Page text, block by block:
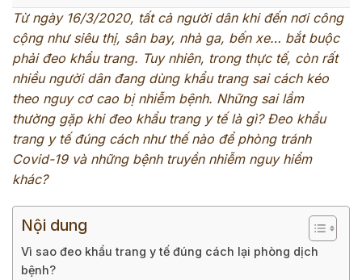
Từ ngày 16/3/2020, tất cả người dân khi đến nơi công
cộng như siêu thị, sân bay, nhà ga, bến xe… bắt buộc
phải đeo khẩu trang. Tuy nhiên, trong thực tế, còn rất
nhiều người dân đang dùng khẩu trang sai cách kéo
theo nguy cơ cao bị nhiễm bệnh. Những sai lầm
thường gặp khi đeo khẩu trang y tế là gì? Đeo khẩu
trang y tế đúng cách như thế nào để phòng tránh
Covid-19 và những bệnh truyền nhiễm nguy hiểm
khác?
Nội dung
Vì sao đeo khẩu trang y tế đúng cách lại phòng dịch
bệnh?